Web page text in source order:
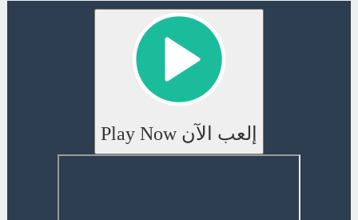
إلعب الآن Play Now